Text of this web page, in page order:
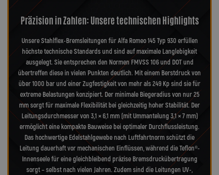
Präzision in Zahlen: Unsere technischen Highlights
Unsere Stahlflex-Bremsleitungen für Alfa Romeo 145 Typ 930 erfüllen
höchste technische Standards und sind auf maximale Langlebigkeit
ausgelegt. Sie entsprechen den Normen FMVSS 106 und DOT und
übertreffen diese in vielen Punkten deutlich. Mit einem Berstdruck von
über 1000 bar und einer Zugfestigkeit von mehr als 249 Kp sind sie für
extreme Belastungen konzipiert. Der minimale Biegeradius von nur 25
mm sorgt für maximale Flexibilität bei gleichzeitig hoher Stabilität. Der
Leitungsdurchmesser von 3,1 × 6,1 mm (mit Ummantelung 3,1 × 7 mm)
ermöglicht eine kompakte Bauweise bei optimaler Durchflussleistung.
Das hochwertige Edelstahlgewebe nach Luftfahrtnorm schützt die
Leitung dauerhaft vor mechanischen Einflüssen, während die Teflon®-
Innenseele für eine gleichbleibend präzise Bremsdruckübertragung
sorgt – selbst nach vielen Jahren. Zudem sind die Leitungen UV-,